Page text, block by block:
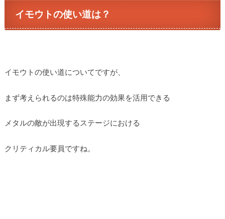
イモウトの使い道は？
イモウトの使い道についてですが、
まず考えられるのは特殊能力の効果を活用できる
メタルの敵が出現するステージにおける
クリティカル要員ですね。